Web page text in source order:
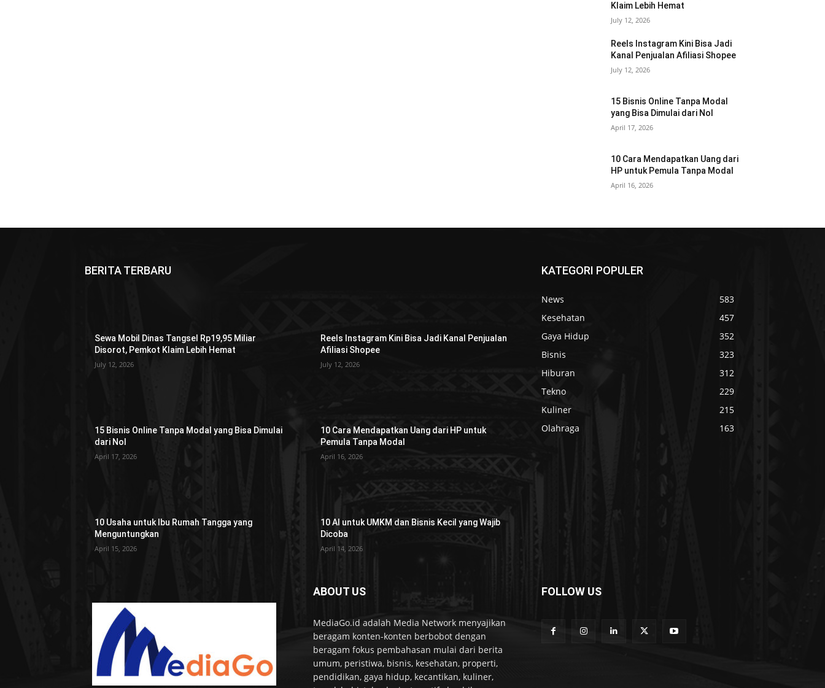
Klaim Lebih Hemat
July 12, 2026
Reels Instagram Kini Bisa Jadi
Kanal Penjualan Afiliasi Shopee
July 12, 2026
15 Bisnis Online Tanpa Modal
yang Bisa Dimulai dari Nol
April 17, 2026
10 Cara Mendapatkan Uang dari
HP untuk Pemula Tanpa Modal
April 16, 2026
BERITA TERBARU
Sewa Mobil Dinas Tangsel Rp19,95 Miliar
Disorot, Pemkot Klaim Lebih Hemat
July 12, 2026
Reels Instagram Kini Bisa Jadi Kanal Penjualan
Afiliasi Shopee
July 12, 2026
15 Bisnis Online Tanpa Modal yang Bisa Dimulai
dari Nol
April 17, 2026
10 Cara Mendapatkan Uang dari HP untuk
Pemula Tanpa Modal
April 16, 2026
10 Usaha untuk Ibu Rumah Tangga yang
Menguntungkan
April 15, 2026
10 AI untuk UMKM dan Bisnis Kecil yang Wajib
Dicoba
April 14, 2026
KATEGORI POPULER
News
583
Kesehatan
457
Gaya Hidup
352
Bisnis
323
Hiburan
312
Tekno
229
Kuliner
215
Olahraga
163
ABOUT US
MediaGo.id adalah Media Network menyajikan
beragam konten-konten berbobot dengan
beragam fokus pembahasan mulai dari berita
umum, peristiwa, bisnis, kesehatan, properti,
pendidikan, gaya hidup, kecantikan, kuliner,
FOLLOW US